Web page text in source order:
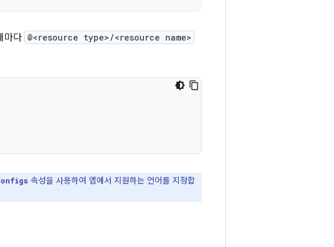
마다 @<resource type>/<resource name>
속성을 사용하여 앱에서 지원하는 언어를 지정합